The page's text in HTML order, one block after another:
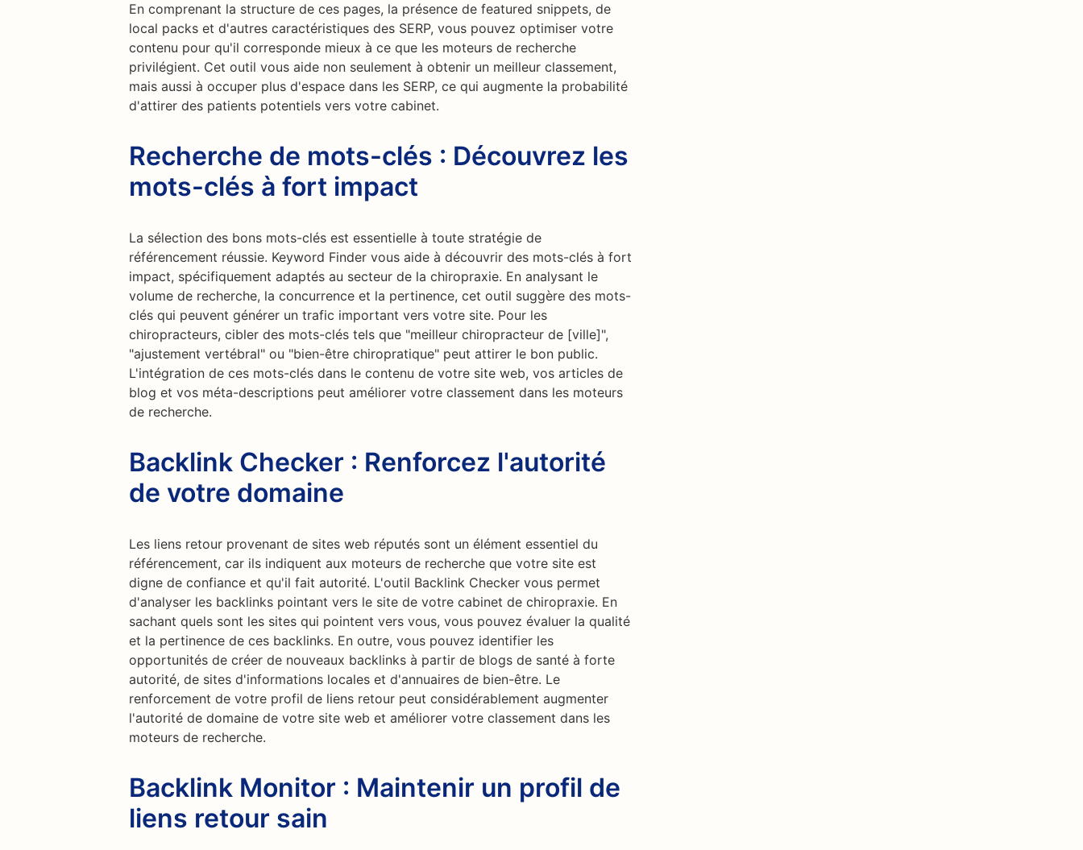
En comprenant la structure de ces pages, la présence de featured snippets, de
local packs et d'autres caractéristiques des SERP, vous pouvez optimiser votre
contenu pour qu'il corresponde mieux à ce que les moteurs de recherche
privilégient. Cet outil vous aide non seulement à obtenir un meilleur classement,
mais aussi à occuper plus d'espace dans les SERP, ce qui augmente la probabilité
d'attirer des patients potentiels vers votre cabinet.
Recherche de mots-clés : Découvrez les
mots-clés à fort impact
La sélection des bons mots-clés est essentielle à toute stratégie de
référencement réussie. Keyword Finder vous aide à découvrir des mots-clés à fort
impact, spécifiquement adaptés au secteur de la chiropraxie. En analysant le
volume de recherche, la concurrence et la pertinence, cet outil suggère des mots-
clés qui peuvent générer un trafic important vers votre site. Pour les
chiropracteurs, cibler des mots-clés tels que "meilleur chiropracteur de [ville]",
"ajustement vertébral" ou "bien-être chiropratique" peut attirer le bon public.
L'intégration de ces mots-clés dans le contenu de votre site web, vos articles de
blog et vos méta-descriptions peut améliorer votre classement dans les moteurs
de recherche.
Backlink Checker : Renforcez l'autorité
de votre domaine
Les liens retour provenant de sites web réputés sont un élément essentiel du
référencement, car ils indiquent aux moteurs de recherche que votre site est
digne de confiance et qu'il fait autorité. L'outil Backlink Checker vous permet
d'analyser les backlinks pointant vers le site de votre cabinet de chiropraxie. En
sachant quels sont les sites qui pointent vers vous, vous pouvez évaluer la qualité
et la pertinence de ces backlinks. En outre, vous pouvez identifier les
opportunités de créer de nouveaux backlinks à partir de blogs de santé à forte
autorité, de sites d'informations locales et d'annuaires de bien-être. Le
renforcement de votre profil de liens retour peut considérablement augmenter
l'autorité de domaine de votre site web et améliorer votre classement dans les
moteurs de recherche.
Backlink Monitor : Maintenir un profil de
liens retour sain